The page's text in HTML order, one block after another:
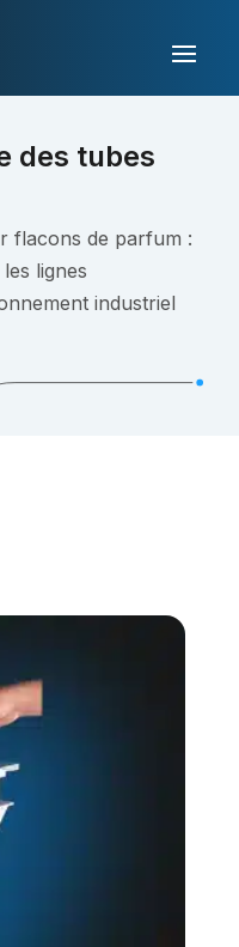
des tubes
flacons de parfum :
lignes
industriel